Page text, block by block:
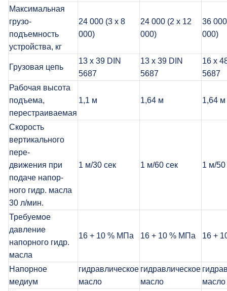
Максимальная
грузо-
подъемность
устройства, кг
24 000 (3 x 8
000)
24 000 (2 x 12
000)
36
000)
Грузовая цепь
13 x 39 DIN
5687
13 x 39 DIN
5687
16 x
5687
Рабочая высота
подъема,
перестраиваемая
1,1 м 1,64 м 1,64 м
Скорость
вертикального
пере-
движения при
подаче напор-
ного гидр. масла
30 л/мин.
1 м/30 сек 1 м/60 сек 1 м/50
Требуемое
давление
напорного гидр.
масла
16 + 10 % МПа 16 + 10 % МПа 16 +
Напорное
медиум
гидравлическое
масло
гидравлическое
масло
масло